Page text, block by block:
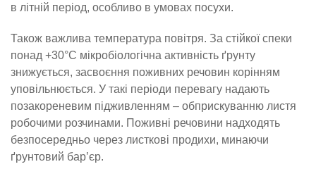
в літній період, особливо в умовах посухи.
Також важлива температура повітря. За стійкої спеки
понад +30°C мікробіологічна активність ґрунту
знижується, засвоєння поживних речовин корінням
уповільнюється. У такі періоди перевагу надають
позакореневим підживленням – обприскуванню листя
робочими розчинами. Поживні речовини надходять
безпосередньо через листкові продихи, минаючи
ґрунтовий бар’єр.